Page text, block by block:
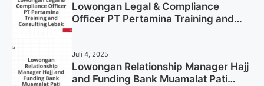
Lowongan Legal & Compliance
Officer PT Pertamina Training and
Juli 4, 2025
Lowongan Relationship Manager Hajj
and Funding Bank Muamalat Pati